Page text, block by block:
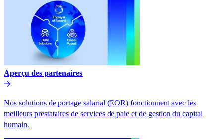
Aperçu des partenaires​​
Nos solutions de portage salarial (EOR) fonctionnent avec les
meilleurs prestataires de services de paie et de gestion du capital
humain.​​